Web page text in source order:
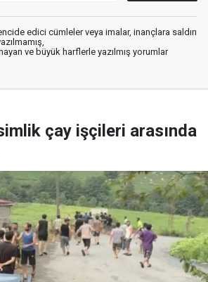
edici cümleler veya imalar, inançlara saldırı
ve büyük harflerle yazılmış yorumlar
çay işçileri arasında